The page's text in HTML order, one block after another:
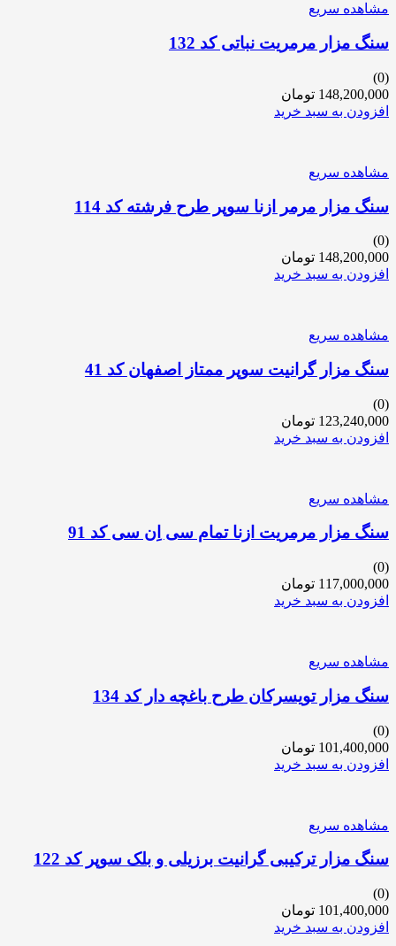
مشاهده سریع
سنگ مزار مرمریت نباتی کد 132
(0)
148,200,000 تومان
افزودن به سبد خرید
مشاهده سریع
سنگ مزار مرمر ازنا سوپر طرح فرشته کد 114
(0)
148,200,000 تومان
افزودن به سبد خرید
مشاهده سریع
سنگ مزار گرانیت سوپر ممتاز اصفهان کد 41
(0)
123,240,000 تومان
افزودن به سبد خرید
مشاهده سریع
سنگ مزار مرمریت ازنا تمام سی اِن سی کد 91
(0)
117,000,000 تومان
افزودن به سبد خرید
مشاهده سریع
سنگ مزار تویسرکان طرح باغچه دار کد 134
(0)
101,400,000 تومان
افزودن به سبد خرید
مشاهده سریع
سنگ مزار ترکیبی گرانیت برزیلی و بلک سوپر کد 122
(0)
101,400,000 تومان
افزودن به سبد خرید